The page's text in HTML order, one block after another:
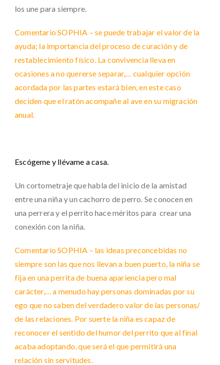
los une para siempre.
Comentario SOPHIA – se puede trabajar el valor de la
ayuda; la importancia del proceso de curación y de
restablecimiento físico. La convivencia lleva en
ocasiones a no quererse separar,… cualquier opción
acordada por las partes estará bien, en este caso
deciden que el ratón acompañe al ave en su migración
anual.
Escógeme y llévame a casa.
Un cortometraje que habla del inicio de la amistad
entre una niña y un cachorro de perro. Se conocen en
una perrera y el perrito hace méritos para crear una
conexión con la niña.
Comentario SOPHIA – las ideas preconcebidas no
siempre son las que nos llevan a buen puerto, la niña se
fija en una perrita de buena apariencia pero mal
carácter,… a menudo hay personas dominadas por su
ego que no saben del verdadero valor de las personas/
de las relaciones. Por suerte la niña es capaz de
reconocer el sentido del humor del perrito que al final
acaba adoptando, que será el que permitirá una
relación sin servitudes.